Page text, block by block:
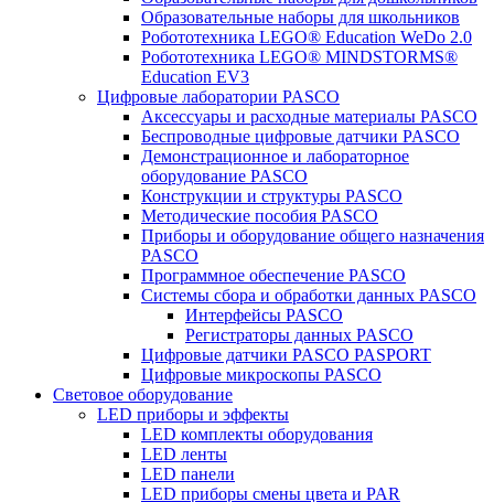
Образовательные наборы для школьников
Робототехника LEGO® Education WeDo 2.0
Робототехника LEGO® MINDSTORMS®
Education EV3
Цифровые лаборатории PASCO
Аксессуары и расходные материалы PASCO
Беспроводные цифровые датчики PASCO
Демонстрационное и лабораторное
оборудование PASCO
Конструкции и структуры PASCO
Методические пособия PASCO
Приборы и оборудование общего назначения
PASCO
Программное обеспечение PASCO
Системы сбора и обработки данных PASCO
Интерфейсы PASCO
Регистраторы данных PASCO
Цифровые датчики PASCO PASPORT
Цифровые микроскопы PASCO
Световое оборудование
LED приборы и эффекты
LED комплекты оборудования
LED ленты
LED панели
LED приборы смены цвета и PAR